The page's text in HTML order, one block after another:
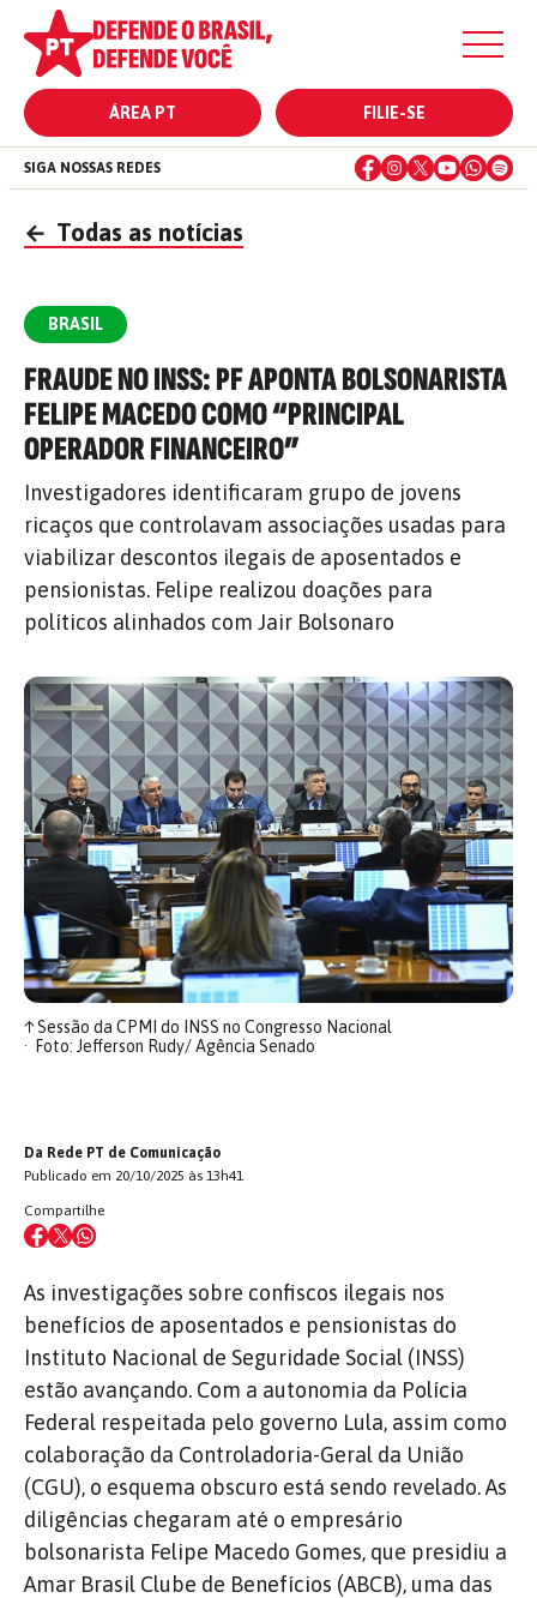
ÁREA PT FILIE-SE
SIGA NOSSAS REDES
← Todas as notícias
BRASIL
FRAUDE NO INSS: PF APONTA BOLSONARISTA
FELIPE MACEDO COMO “PRINCIPAL
OPERADOR FINANCEIRO”
Investigadores identificaram grupo de jovens
ricaços que controlavam associações usadas para
viabilizar descontos ilegais de aposentados e
pensionistas. Felipe realizou doações para
políticos alinhados com Jair Bolsonaro
↑Sessão da CPMI do INSS no Congresso Nacional
Foto: Jefferson Rudy/ Agência Senado
Da Rede PT de Comunicação
Publicado em 20/10/2025 às 13h41
Compartilhe
As investigações sobre confiscos ilegais nos
benefícios de aposentados e pensionistas do
Instituto Nacional de Seguridade Social (INSS)
estão avançando. Com a autonomia da Polícia
Federal respeitada pelo governo Lula, assim como
colaboração da Controladoria-Geral da União
(CGU), o esquema obscuro está sendo revelado. As
diligências chegaram até o empresário
bolsonarista Felipe Macedo Gomes, que presidiu a
Amar Brasil Clube de Benefícios (ABCB), uma das